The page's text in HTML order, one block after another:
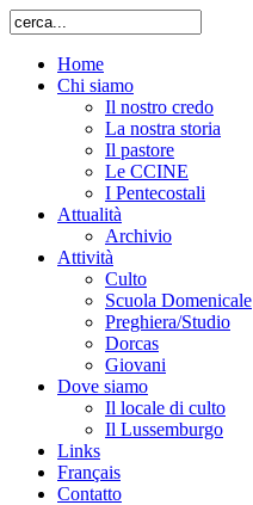
Home
Chi siamo
Il nostro credo
La nostra storia
Il pastore
Le CCINE
I Pentecostali
Attualità
Archivio
Attività
Culto
Scuola Domenicale
Preghiera/Studio
Dorcas
Giovani
Dove siamo
Il locale di culto
Il Lussemburgo
Links
Français
Contatto